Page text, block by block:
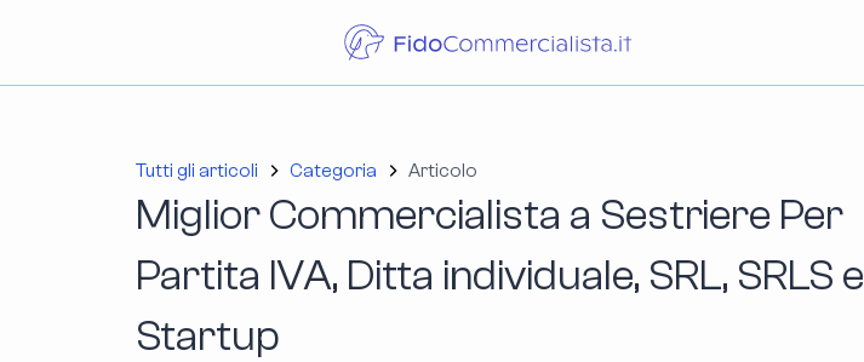
Tutti gli articoli Categoria Articolo
Miglior Commercialista a Sestriere Per
Partita IVA, Ditta individuale, SRL, SRLS e
Startup